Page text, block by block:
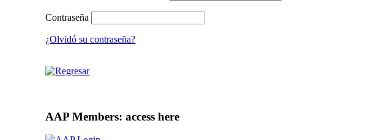
Contraseña
¿Olvidó su contraseña?
AAP Members: access here